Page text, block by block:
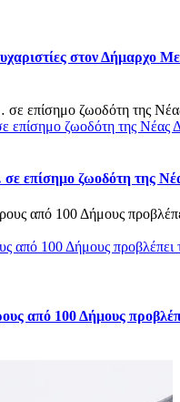
στον Δήμαρχο
ζωοδότη της Νέας
επίσημο ζωοδότη της
από 100 Δήμους προβλέπει
από 100 Δήμους